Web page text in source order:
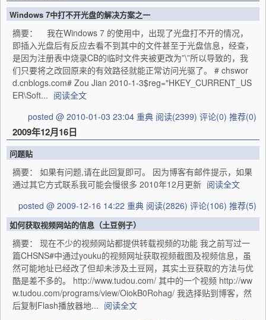
Windows 7中打不开光盘的解决方案之一
摘要： 我在Windows 7 的使用中，出现了光盘打不开的情况，
即插入光盘后有反应去看不到其中的文件甚至于光盘信息，经查，
是因为注册表中烧录CB的临时文件夹被更改为”\”所以导致的，我
们只要将之改回原来的有效路径就能正常访问光驱了。 # chswor
d.cnblogs.com# Zou Jian 2010-1-3$reg="HKEY_CURRENT_US
ER\Soft... 阅读全文
posted @ 2010-01-03 23:04 重典 阅读(2399) 评论(0) 推荐(0)
2009年12月16日
问题贴
摘要： 如果有问题,请在此回复即可。 因为博客有邮件提示，如果
通过其它方式联系我可能会慢很多 2010年12月更新 阅读全文
posted @ 2009-12-16 14:22 重典 阅读(2826) 评论(106) 推荐(5)
如何获取视频网站的信息（土豆例子）
摘要： 现在不少的视频网站都提供转载视频的功能 我之前写过一
篇CHSNS#中通过youku的视频网址获取视频截图及视频信息，虽
然可能地址已经改了但却未涉及土豆网，其实土豆获取的方法与优
酷是差不多的。 http://www.tudou.com/ 其中的一个视频 http://ww
w.tudou.com/programs/view/OiokB0Rohag/ 我选择贴到博客，然
后复制Flash播放器地... 阅读全文